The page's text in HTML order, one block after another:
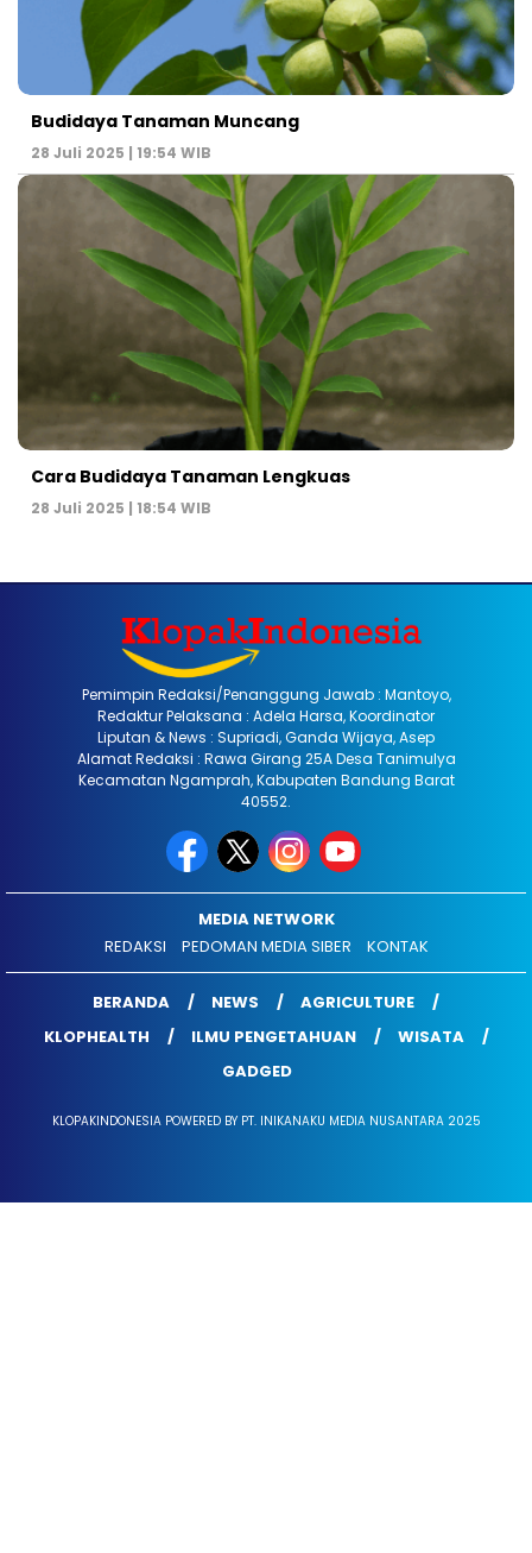
Budidaya Tanaman Muncang
28 Juli 2025 | 19:54 WIB
Cara Budidaya Tanaman Lengkuas
28 Juli 2025 | 18:54 WIB
Pemimpin Redaksi/Penanggung Jawab : Mantoyo,
Redaktur Pelaksana : Adela Harsa, Koordinator
Liputan & News : Supriadi, Ganda Wijaya, Asep
Alamat Redaksi : Rawa Girang 25A Desa Tanimulya
Kecamatan Ngamprah, Kabupaten Bandung Barat
40552.
MEDIA NETWORK
REDAKSI
PEDOMAN MEDIA SIBER KONTAK
BERANDA NEWS
AGRICULTURE
KLOPHEALTH
ILMU PENGETAHUAN
WISATA
GADGED
KLOPAKINDONESIA POWERED BY PT. INIKANAKU MEDIA NUSANTARA 2025